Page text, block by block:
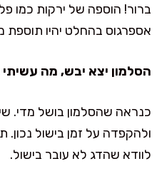
ברור! הוספה של ירקות כמו
אספרגוס בהחלט יהיו תוספת
הסלמון יצא יבש, מה עשיתי
כנראה שהסלמון בושל מדי.
לוודא שהדג לא עובר בישול.